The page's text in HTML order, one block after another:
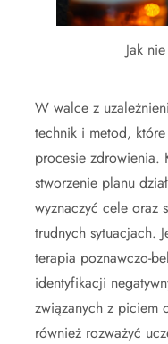
Jak
W walce z
technik i metod,
procesie zdrowienia.
stworzenie planu
wyznaczyć cele oraz
trudnych sytuacjach.
terapia poznawczo-
identyfikacji
związanych z piciem
również rozważyć